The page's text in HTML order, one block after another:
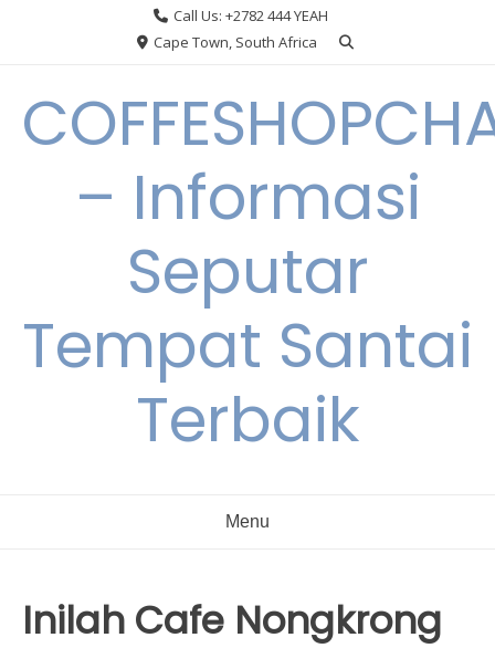
Call Us: +2782 444 YEAH
Cape Town, South Africa
– Informasi
Seputar
Tempat Santai
Terbaik
Menu
Inilah Cafe Nongkrong